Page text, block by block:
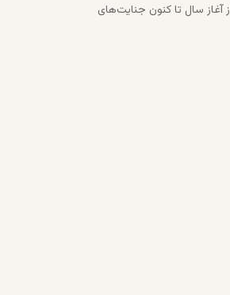
آغاز سال تا کنون جنایت‌های